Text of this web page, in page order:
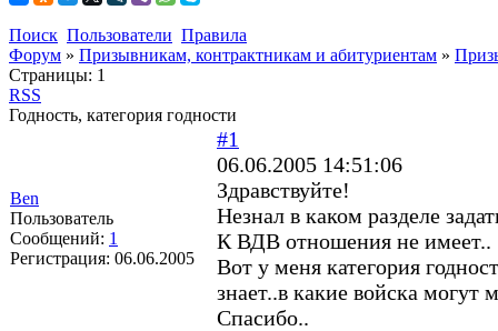
Поиск Пользователи Правила
Форум » Призывникам, контрактникам и абитуриентам »
Страницы: 1
RSS
Годность, категория годности
Ben
Пользователь
Сообщений: 1
Регистрация: 06.06.2005
#1
06.06.2005 14:51:06
Здравствуйте!
Незнал в каком разделе
К ВДВ отношения не имеет..
Вот у меня категория
знает..в какие войска могут
Спасибо..